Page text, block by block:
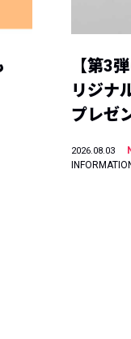
【第3
リジナ
プレゼ
2026.08.03